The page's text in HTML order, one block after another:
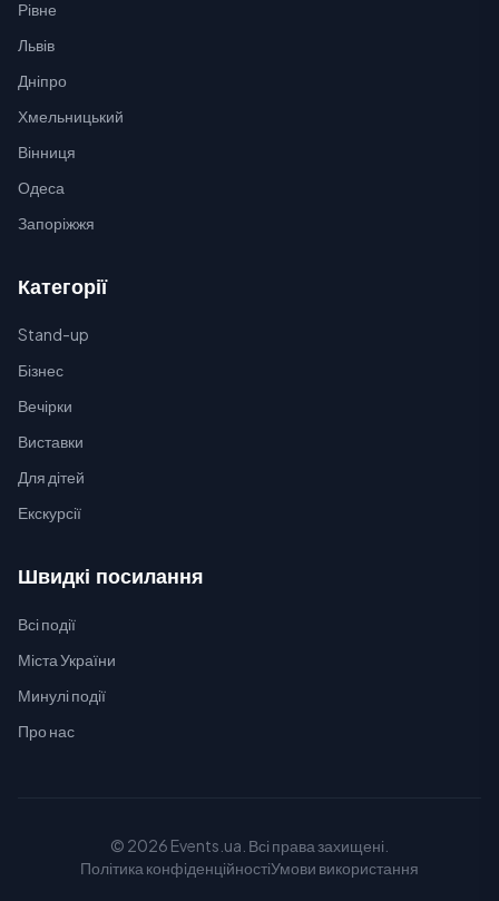
Рівне
Львів
Дніпро
Хмельницький
Вінниця
Одеса
Запоріжжя
Категорії
Stand-up
Бізнес
Вечірки
Виставки
Для дітей
Екскурсії
Швидкі посилання
Всі події
Міста України
Минулі події
Про нас
© 2026 Events.ua. Всі права захищені.
Політика конфіденційностіУмови використання